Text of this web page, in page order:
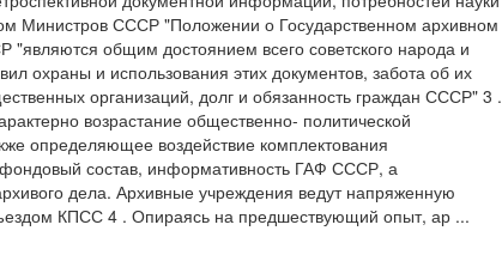
Министров СССР "Положении о Государственном архивном
общим достоянием всего советского народа и
охраны и использования этих документов, забота об их
организаций, долг и обязанность граждан СССР" 3 .
возрастание общественно- политической
определяющее воздействие комплектования
фондовый состав, информативность ГАФ СССР, а
дела. Архивные учреждения ведут напряженную
КПСС 4 . Опираясь на предшествующий опыт, ар ...